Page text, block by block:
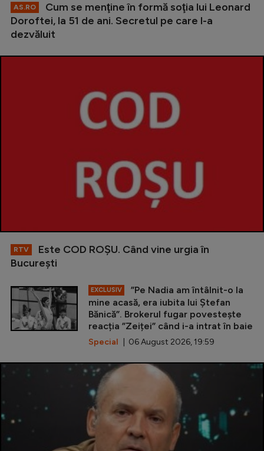
AS.RO
Cum se menţine în formă soţia lui Leonard
Doroftei, la 51 de ani. Secretul pe care l-a
dezvăluit
RTV
Este COD ROŞU. Când vine urgia în
Bucureşti
EXCLUSIV
”Pe Nadia am întâlnit-o la
mine acasă, era iubita lui Ștefan
Bănică”. Brokerul fugar povestește
reacția ”Zeiței” când i-a intrat în baie
Special | 06 August 2026, 19:59